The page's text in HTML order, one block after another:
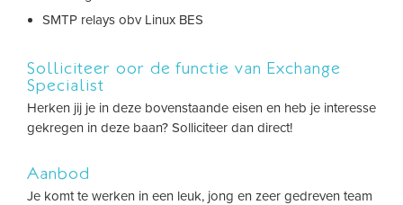
SMTP relays obv Linux BES
Solliciteer oor de functie van Exchange
Specialist
Herken jij je in deze bovenstaande eisen en heb je interesse
gekregen in deze baan? Solliciteer dan direct!
Aanbod
Je komt te werken in een leuk, jong en zeer gedreven team